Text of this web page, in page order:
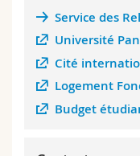
Service des
Université
Cité
Logement
Budget